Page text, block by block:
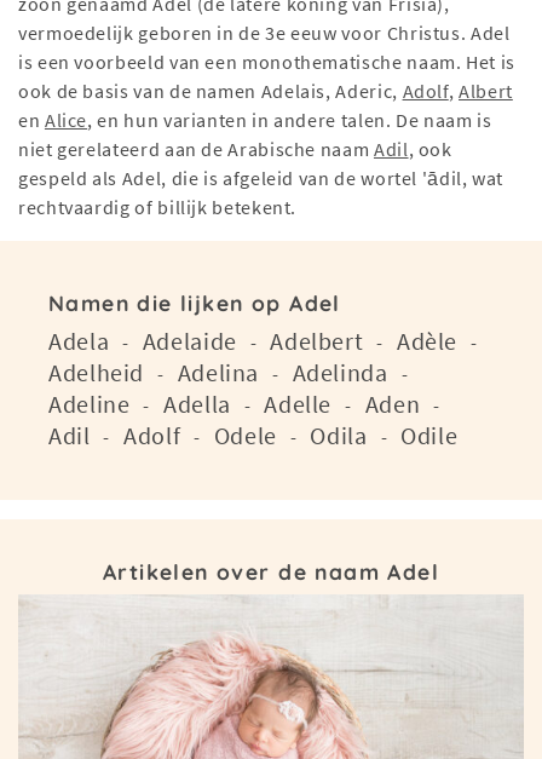
vermoedelijk geboren in de 3e eeuw voor Christus. Adel
is een voorbeeld van een monothematische naam. Het is
ook de basis van de namen Adelais, Aderic, Adolf,Albert
en Alice, en hun varianten in andere talen. De naam is
niet gerelateerd aan de Arabische naam Adil, ook
gespeld als Adel, die is afgeleid van de wortel 'ādil, wat
rechtvaardig of billijk betekent.
Namen die lijken op Adel
Adela - Adelaide -Adelbert - Adèle -
Adelheid - Adelina - Adelinda -
Adeline - Adella -Adelle - Aden -
Adil -Adolf - Odele - Odila - Odile
Artikelen over de naam Adel